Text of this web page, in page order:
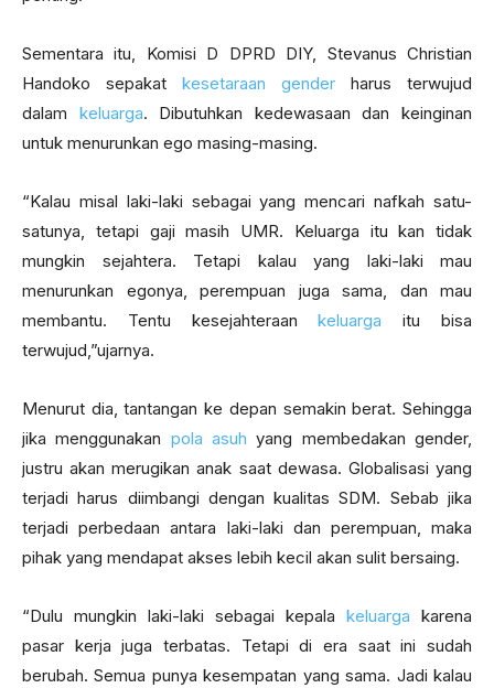
Sementara itu, Komisi D DPRD DIY, Stevanus Christian
Handoko sepakat kesetaraan gender harus terwujud
dalam keluarga. Dibutuhkan kedewasaan dan keinginan
untuk menurunkan ego masing-masing.
“Kalau misal laki-laki sebagai yang mencari nafkah satu-
satunya, tetapi gaji masih UMR. Keluarga itu kan tidak
mungkin sejahtera. Tetapi kalau yang laki-laki mau
menurunkan egonya, perempuan juga sama, dan mau
membantu. Tentu kesejahteraankeluarga itu bisa
terwujud,”ujarnya.
Menurut dia, tantangan ke depan semakin berat. Sehingga
jika menggunakan pola asuh yang membedakan gender,
justru akan merugikan anak saat dewasa. Globalisasi yang
terjadi harus diimbangi dengan kualitas SDM. Sebab jika
terjadi perbedaan antara laki-laki dan perempuan, maka
pihak yang mendapat akses lebih kecil akan sulit bersaing.
“Dulu mungkin laki-laki sebagai kepala keluarga karena
pasar kerja juga terbatas. Tetapi di era saat ini sudah
berubah. Semua punya kesempatan yang sama. Jadi kalau